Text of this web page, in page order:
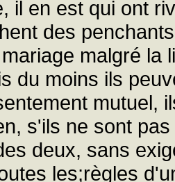
il en est qui ont
des
malgré la
du moins ils
mutuel,
s'ils ne sont
deux, sans
les;règles